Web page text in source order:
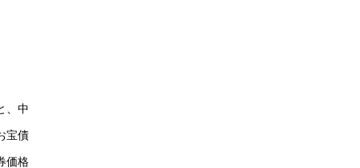
、中
宝債
価格